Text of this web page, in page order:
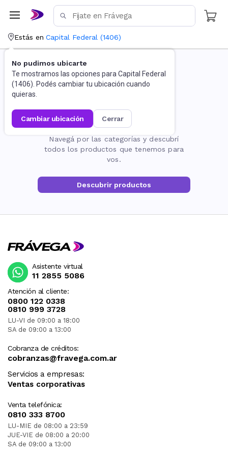
Estás en Capital Federal (1406)
No pudimos ubicarte
Te mostramos las opciones para Capital Federal
(1406). Podés cambiar tu ubicación cuando
quieras.
cambiar ubicación cerrar
La página no existe
Navegá por las categorías y descubrí
todos los productos que tenemos para
vos.
Descubrir productos
Atención al cliente:
0800 122 0338
0810 999 3728
LU-VI de 09:00 a 18:00
SA de 09:00 a 13:00
Cobranza de créditos:
cobranzas@fravega.com.ar
Servicios a empresas:
Ventas corporativas
Venta telefónica:
0810 333 8700
LU-MIE de 08:00 a 23:59
JUE-VIE de 08:00 a 20:00
SA de 09:00 a 13:00
Asistente virtual
11 2855 5086